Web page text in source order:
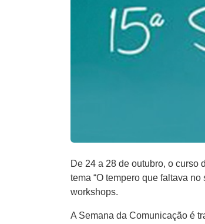
De 24 a 28 de outubro, o curso
tema “O tempero que faltava
workshops.
A Semana da Comunicação é